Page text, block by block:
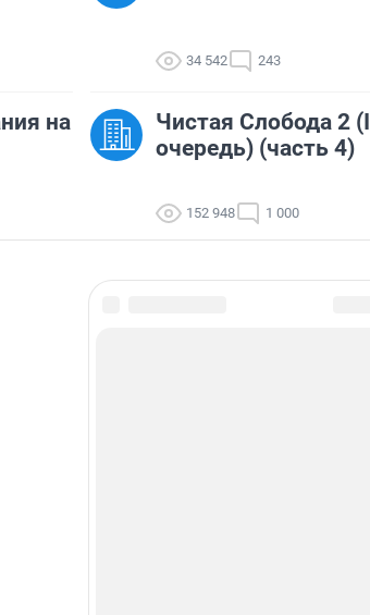
34 542 243
на
Чистая Слобода 2
очередь) (часть 4)
152 948 1 000